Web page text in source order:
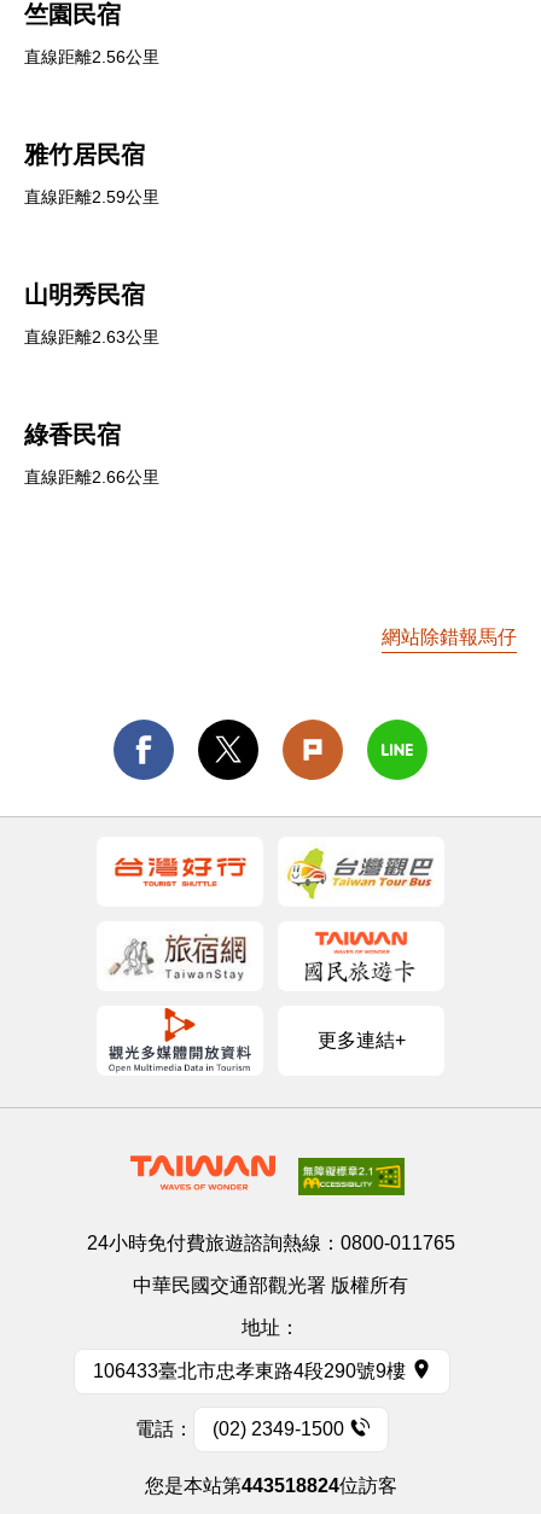
竺園民宿
直線距離2.56公里
雅竹居民宿
直線距離2.59公里
山明秀民宿
直線距離2.63公里
綠香民宿
直線距離2.66公里
網站除錯報馬仔
更多連結+
24小時免付費旅遊諮詢熱線： 0800-011765
中華民國交通部觀光署 版權所有
地址：
106433臺北市忠孝東路4段290號9樓
電話： (02) 2349-1500
您是本站第443518824位訪客